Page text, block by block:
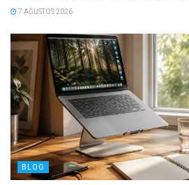
7 AĞUSTOS 2026
BLOG